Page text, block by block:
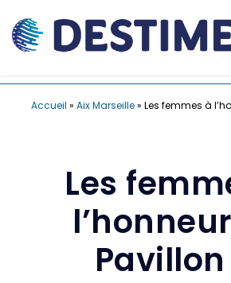
Accueil » Aix Marseille» Les femmes à
Les
Pavillon